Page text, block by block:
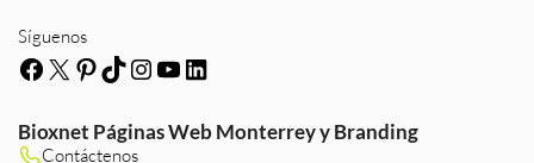
Síguenos
Facebook
X Pinterest
TikTok
Instagram
YouTube
LinkedIn
Bioxnet Páginas Web Monterrey y Branding
Contáctenos